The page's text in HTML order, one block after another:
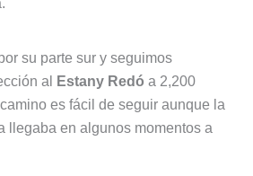
su parte sur y seguimos
al
Estany Redó a 2,200
es fácil de seguir aunque la
llegaba en algunos momentos a